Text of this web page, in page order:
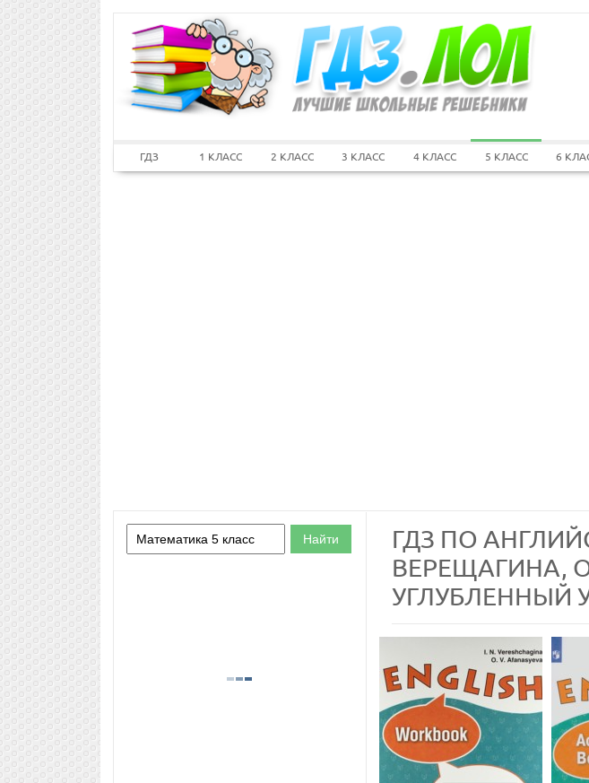
ГДЗ 1 КЛАСС 2 КЛАСС 3 КЛАСС 4 КЛАСС 5 КЛАСС 6
ГДЗ ПО
ВЕРЕЩАГИНА,
УГЛУБЛЕННЫЙ